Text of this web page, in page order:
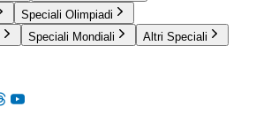
Speciali Olimpiadi
Speciali Mondiali Altri Speciali